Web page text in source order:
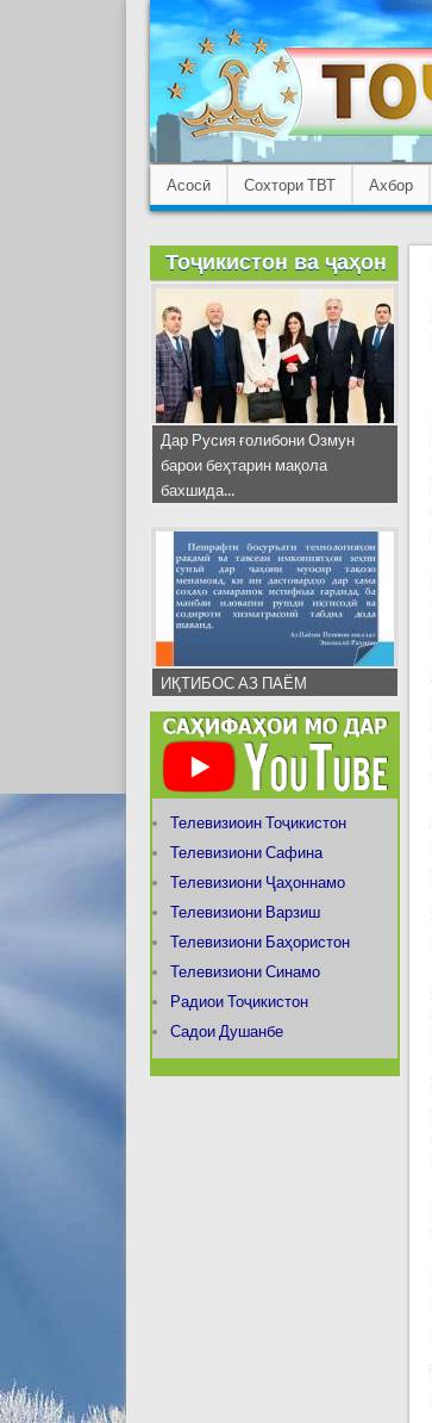
Асосӣ Сохтори ТВТ Ахбор
Тоҷикистон ва ҷаҳон
Дар Русия ғолибони Озмун
барои беҳтарин мақола
бахшида...
ИҚТИБОС АЗ ПАЁМ
Телевизиоин Тоҷикистон
Телевизиони Сафина
Телевизиони Ҷаҳоннамо
Телевизиони Варзиш
Телевизиони Баҳористон
Телевизиони Синамо
Радиои Тоҷикистон
Садои Душанбе